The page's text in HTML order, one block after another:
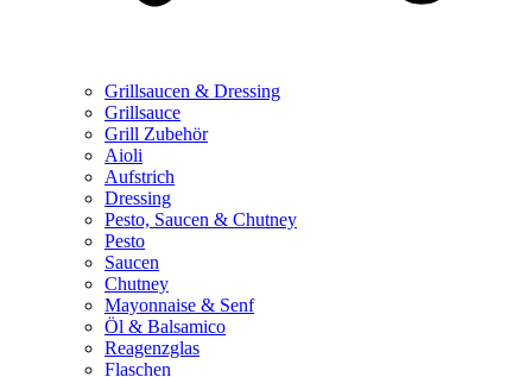
Grillsaucen & Dressing
Grillsauce
Grill Zubehör
Aioli
Aufstrich
Dressing
Pesto, Saucen & Chutney
Pesto
Saucen
Chutney
Mayonnaise & Senf
Öl & Balsamico
Reagenzglas
Flaschen